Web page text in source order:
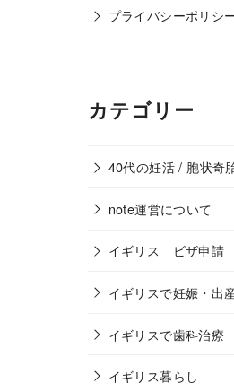
プライバシーポリシ
カテゴリー
40代の妊活 / 胞状奇
note運営について
イギリス ビザ申請
イギリスで妊娠・出
イギリスで歯科治療
イギリス暮らし